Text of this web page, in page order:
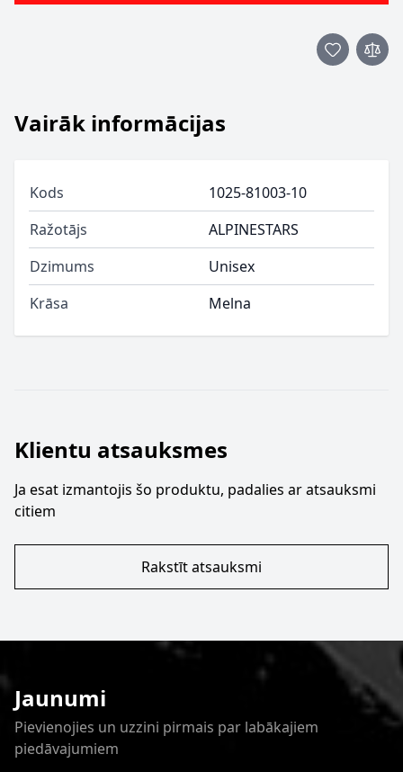
Vairāk informācijas
Kods
1025-81003-10
Ražotājs
ALPINESTARS
Dzimums
Unisex
Krāsa
Melna
Klientu atsauksmes
Ja esat izmantojis šo produktu, padalies ar atsauksmi
citiem
Rakstīt atsauksmi
Jaunumi
Pievienojies un uzzini pirmais par labākajiem
piedāvajumiem